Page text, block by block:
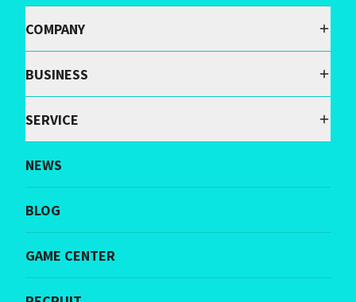
COMPANY
BUSINESS
SERVICE
NEWS
BLOG
GAME CENTER